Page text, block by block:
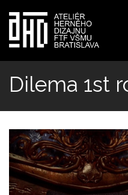
Skočiť
hlavný
Dilema 1st